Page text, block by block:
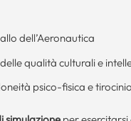
dell’Aeronautica
qualità culturali e
psico-fisica e tirocinio